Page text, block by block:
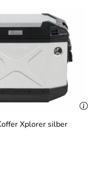
Xplorer silber